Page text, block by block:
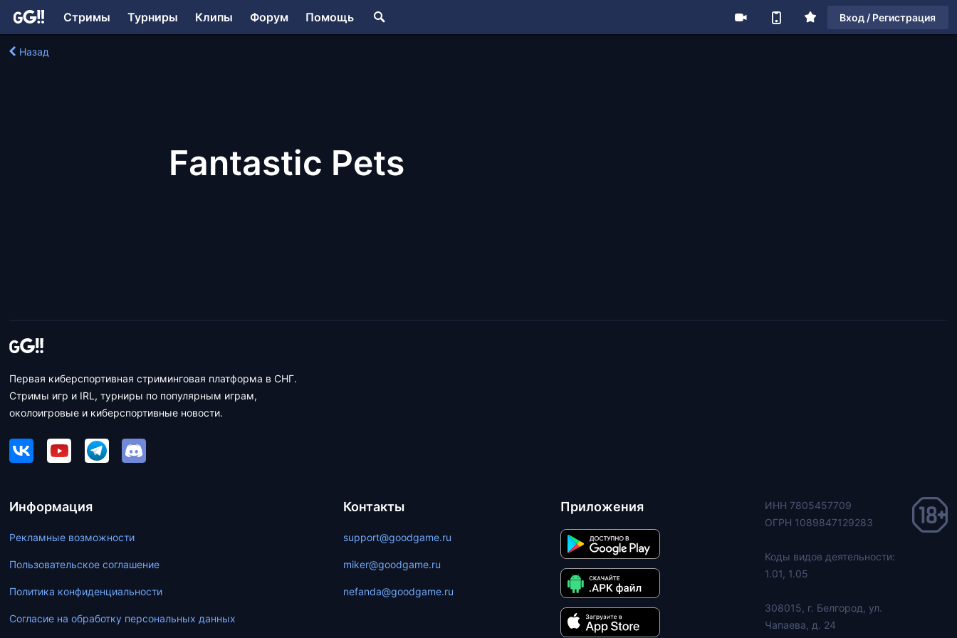
Стримы Турниры Клипы Форум Помощь Вход / Регистрация
Назад
Fantastic Pets
Первая киберспортивная стриминговая платформа в СНГ.
Стримы игр и IRL, турниры по популярным играм,
околоигровые и киберспортивные новости.
Информация
Рекламные возможности
Пользовательское соглашение
Политика конфиденциальности
Согласие на обработку персональных данных
Контакты
support@goodgame.ru
miker@goodgame.ru
nefanda@goodgame.ru
Приложения
ИНН 7805457709
ОГРН 1089847129283
Коды видов деятельности:
1.01, 1.05
308015, г. Белгород, ул.
Чапаева, д. 24